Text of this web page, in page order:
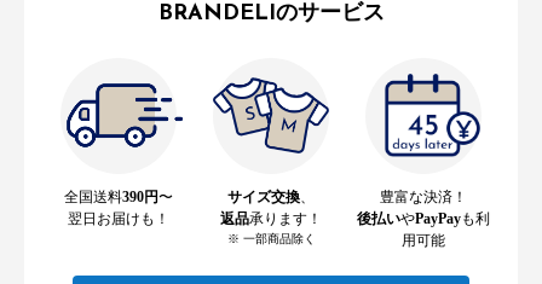
BRANDELIのサービス
全国送料390円〜
翌日お届けも！
サイズ交換
返品承ります！
※ 一部商品除く
豊富な決済！
後払いやPayPayも利
用可能